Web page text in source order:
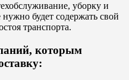
уборку и
будет содержать свой
транспорта.
которым